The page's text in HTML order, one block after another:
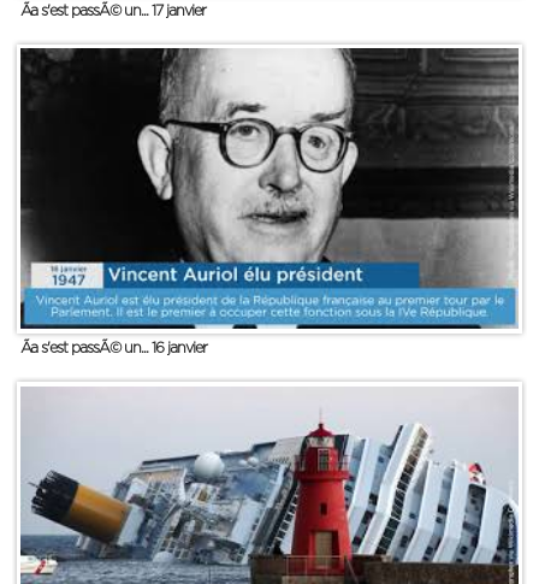
Ãa s'est passÃ© un... 17 janvier
Ãa s'est passÃ© un... 16 janvier